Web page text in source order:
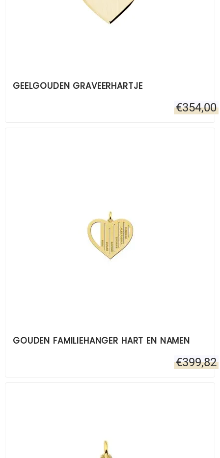
GEELGOUDEN GRAVEERHARTJE
€354,00
GOUDEN FAMILIEHANGER HART EN NAMEN
€399,82